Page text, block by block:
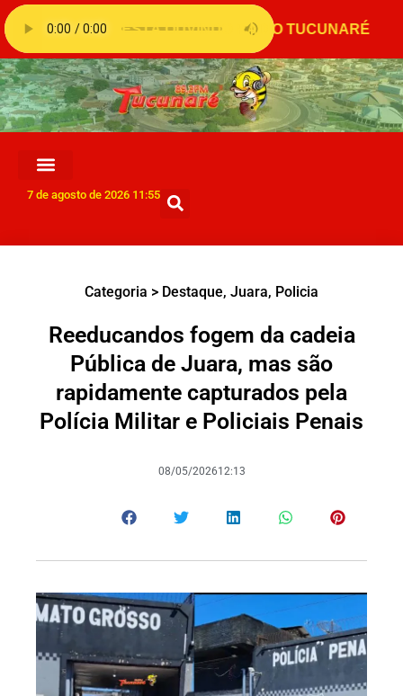
7 de agosto de 2026 11:55
Categoria > Destaque, Juara, Policia
Reeducandos fogem da cadeia
Pública de Juara, mas são
rapidamente capturados pela
Polícia Militar e Policiais Penais
08/05/202612:13